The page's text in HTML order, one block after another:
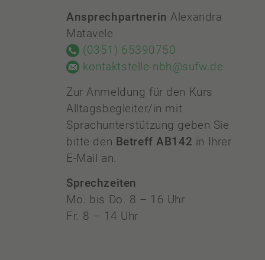
AnsprechpartnerinAlexandra
Matavele
(0351) 65390750
kontaktstelle-nbh@sufw.de
Zur Anmeldung für den Kurs
Alltagsbegleiter/in mit
Sprachunterstützung geben Sie
bitte den Betreff AB142 in Ihrer
E-Mail an.
Sprechzeiten
Mo. bis Do. 8 – 16 Uhr
Fr. 8 – 14 Uhr